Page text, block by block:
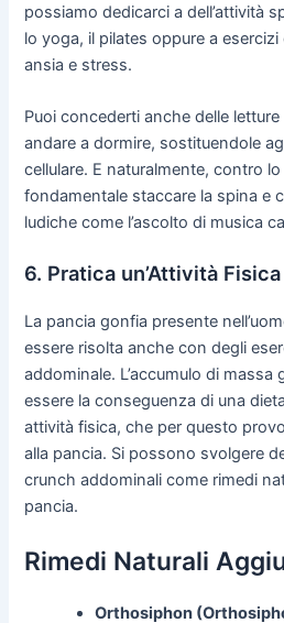
possiamo dedicarci a dell’attività
lo yoga, il pilates oppure a
ansia e stress.
Puoi concederti anche delle
andare a dormire, sostituendole
cellulare. E naturalmente, contro
fondamentale staccare la spina e
ludiche come l’ascolto di musica
6. Pratica un’Attività
La pancia gonfia presente
essere risolta anche con degli
addominale. L’accumulo di massa
essere la conseguenza di una
attività fisica, che per questo
alla pancia. Si possono svolgere
crunch addominali come rimedi
pancia.
Rimedi Naturali
Orthosiphon